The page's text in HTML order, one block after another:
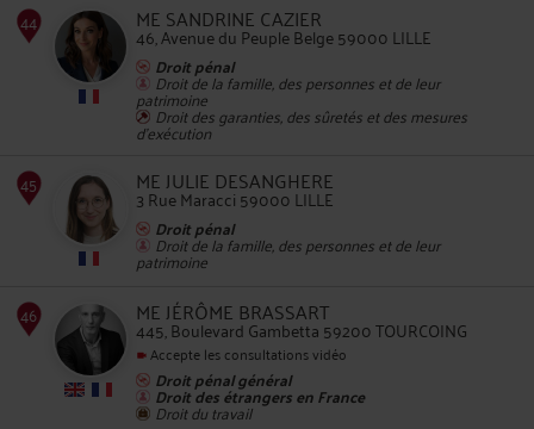
43
44
ME SANDRINE CAZIER
46, Avenue du Peuple Belge 59000 LILLE
Droit pénal
Droit de la famille, des personnes et de leur
patrimoine
Droit des garanties, des sûretés et des mesures
d'exécution
ME JULIE DESANGHERE
3 Rue Maracci 59000 LILLE
Droit pénal
Droit de la famille, des personnes et de leur
patrimoine
ME JÉRÔME BRASSART
445, Boulevard Gambetta 59200 TOURCOING
Accepte les consultations vidéo
Droit pénal général
Droit des étrangers en France
Droit du travail